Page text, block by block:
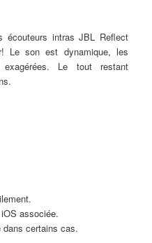
écouteurs intras JBL Reflect
Le son est dynamique, les
Le tout restant
iOS associée.
dans certains cas.